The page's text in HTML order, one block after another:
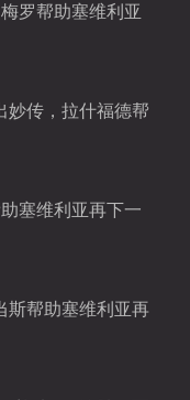
罗帮助塞维利亚
妙传，拉什福德帮
塞维利亚再下一
斯帮助塞维利亚再